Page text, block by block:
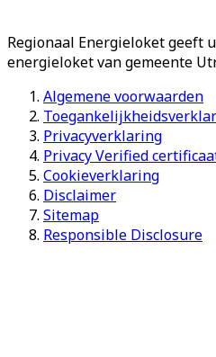
Regionaal Energieloketgeeft
energieloket van gemeente
Algemene voorwaarden
Privacyverklaring
Privacy Verified
Cookieverklaring
Disclaimer
Sitemap
Responsible Disclosure